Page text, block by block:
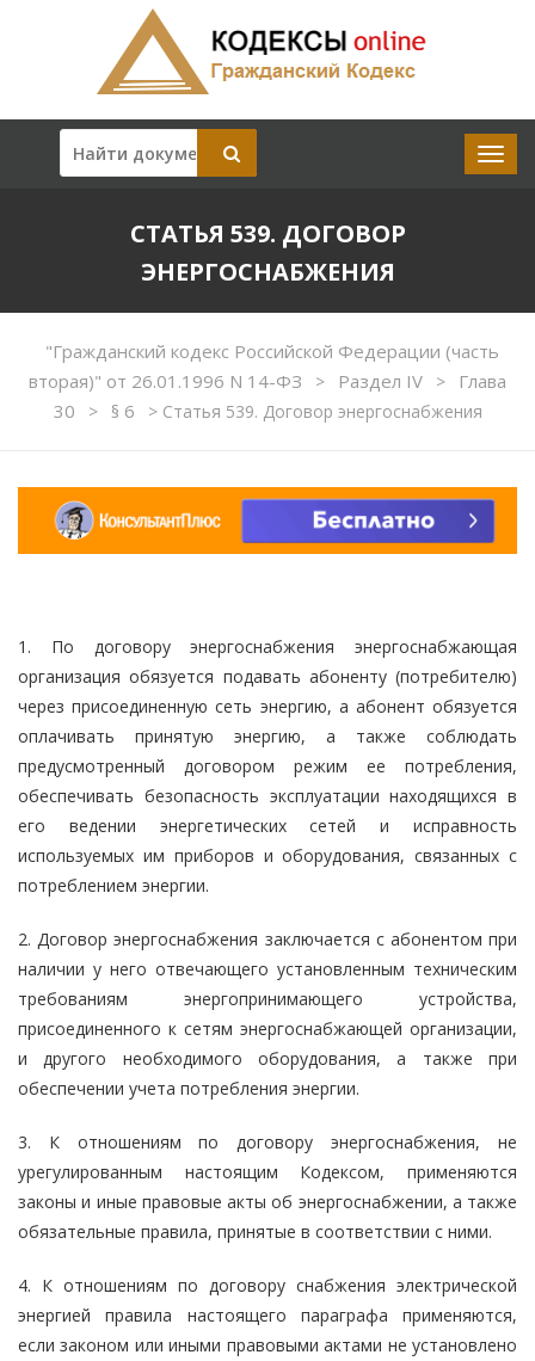
СТАТЬЯ 539. ДОГОВОР
ЭНЕРГОСНАБЖЕНИЯ
"Гражданский кодекс Российской Федерации (часть
вторая)" от 26.01.1996 N 14-ФЗ
> Раздел IV >
Глава
30
> § 6 >Статья 539. Договор энергоснабжения
1. По договору энергоснабжения энергоснабжающая
организация обязуется подавать абоненту (потребителю)
через присоединенную сеть энергию, а абонент обязуется
оплачивать принятую энергию, а также соблюдать
предусмотренный договором режим ее потребления,
обеспечивать безопасность эксплуатации находящихся в
его ведении энергетических сетей и исправность
используемых им приборов и оборудования, связанных с
потреблением энергии.
2. Договор энергоснабжения заключается с абонентом при
наличии у него отвечающего установленным техническим
требованиям энергопринимающего устройства,
присоединенного к сетям энергоснабжающей организации,
и другого необходимого оборудования, а также при
обеспечении учета потребления энергии.
3. К отношениям по договору энергоснабжения, не
урегулированным настоящим Кодексом, применяются
законы и иные правовые акты об энергоснабжении, а также
обязательные правила, принятые в соответствии с ними.
4. К отношениям по договору снабжения электрической
энергией правила настоящего параграфа применяются,
если законом или иными правовыми актами не установлено